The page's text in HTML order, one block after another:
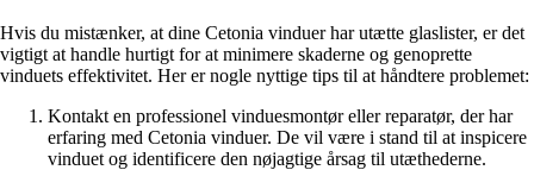
Hvis du mistænker, at dine Cetonia vinduer har utætte glaslister, er det
vigtigt at handle hurtigt for at minimere skaderne og genoprette
vinduets effektivitet. Her er nogle nyttige tips til at håndtere problemet:
Kontakt en professionel vinduesmontør eller reparatør, der har
erfaring med Cetonia vinduer. De vil være i stand til at inspicere
vinduet og identificere den nøjagtige årsag til utæthederne.